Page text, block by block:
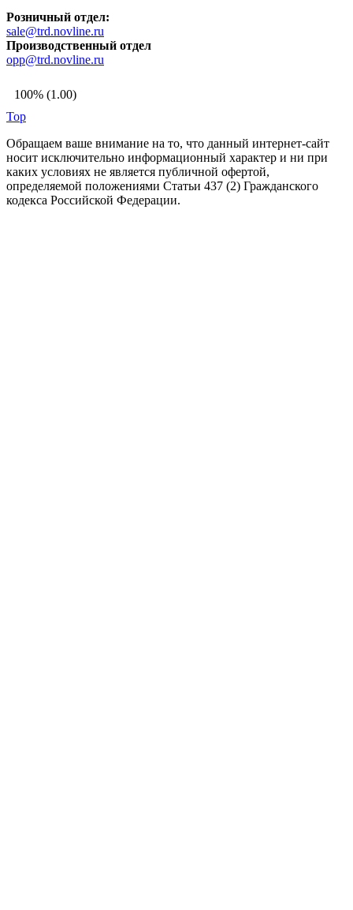
Розничный отдел:
sale@trd.novline.ru
Производственный отдел
opp@trd.novline.ru
100% (1.00)
Top
Обращаем ваше внимание на то, что данный интернет-сайт
носит исключительно информационный характер и ни при
каких условиях не является публичной офертой,
определяемой положениями Статьи 437 (2) Гражданского
кодекса Российской Федерации.